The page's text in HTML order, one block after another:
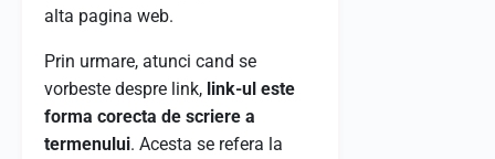
alta pagina web.
Prin urmare, atunci cand se
vorbeste despre link, link-ul este
forma corecta de scriere a
termenului. Acesta se refera la